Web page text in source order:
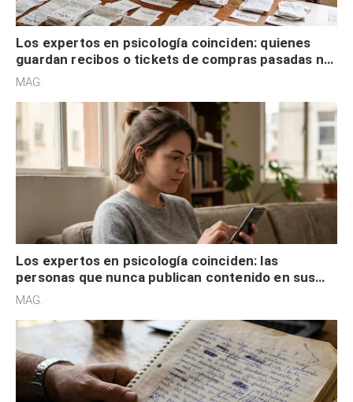
Los expertos en psicología coinciden: quienes
guardan recibos o tickets de compras pasadas no
son acumuladores, sino que tienen necesidad de
MAG.
Los expertos en psicología coinciden: las
personas que nunca publican contenido en sus
redes sociales no pretenden buscar validación
MAG.